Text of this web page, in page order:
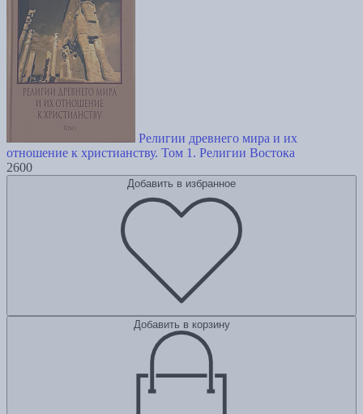
Религии древнего мира и их
отношение к христианству. Том 1. Религии Востока
2600
Добавить в избранное
Добавить в корзину